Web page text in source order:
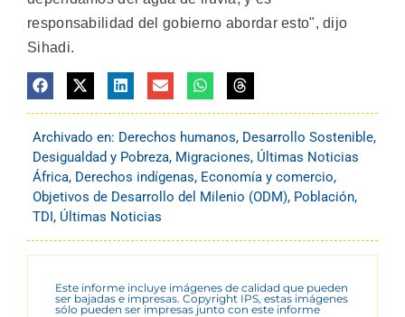
responsabilidad del gobierno abordar esto", dijo
Sihadi.
Archivado en: Derechos humanos, Desarrollo Sostenible,
Desigualdad y Pobreza, Migraciones, Últimas Noticias
África, Derechos indígenas, Economía y comercio,
Objetivos de Desarrollo del Milenio (ODM), Población,
TDI, Últimas Noticias
Este informe incluye imágenes de calidad que pueden
ser bajadas e impresas. Copyright IPS, estas imágenes
sólo pueden ser impresas junto con este informe